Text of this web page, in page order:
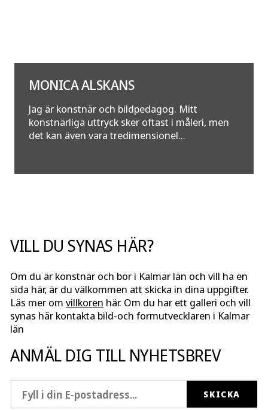
MONICA ALSKANS
Jag är konstnär och bildpedagog. Mitt
konstnärliga uttryck sker oftast i måleri, men
det kan även vara tredimensionel...
VILL DU SYNAS HÄR?
Om du är konstnär och bor i Kalmar län och vill ha en
sida här, är du välkommen att skicka in dina uppgifter.
Läs mer om villkoren här. Om du har ett galleri och vill
synas här kontakta bild-och formutvecklaren i Kalmar
län
ANMÄL DIG TILL NYHETSBREV